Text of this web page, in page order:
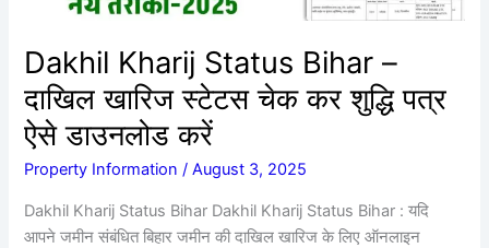
Dakhil Kharij Status Bihar –
दाखिल खारिज स्टेटस चेक कर शुद्धि पत्र
ऐसे डाउनलोड करें
Property Information /August 3, 2025
Dakhil Kharij Status Bihar Dakhil Kharij Status Bihar : यदि
आपने जमीन संबंधित बिहार जमीन की दाखिल खारिज के लिए ऑनलाइन
शुद्धि
पत्र
ऐसे
डाउनलोड
करें